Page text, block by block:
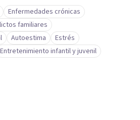
Enfermedades crónicas
familiares
Autoestima
Estrés
Entretenimiento infantil y juvenil